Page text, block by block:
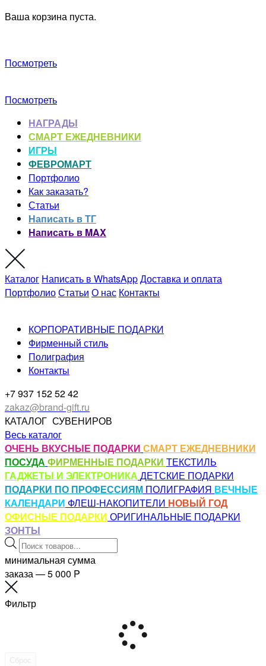
Ваша корзина пуста.
Посмотреть
Посмотреть
НАГРАДЫ
СМАРТ ЕЖЕДНЕВНИКИ
ИГРЫ
ФЕВРОМАРТ
Портфолио
Как заказать?
Статьи
Написать в ТГ
Написать в MAX
Каталог Написать в WhatsAppДоставка и оплата
ПортфолиоСтатьи О нас Контакты
КОРПОРАТИВНЫЕ ПОДАРКИ
Фирменный стиль
Полиграфия
Контакты
+7 937 152 52 42
zakaz@brand-gift.ru
КАТАЛОГ СУВЕНИРОВ
Весь каталог
ОЧЕНЬ ВКУСНЫЕ ПОДАРКИ СМАРТ ЕЖЕДНЕВНИКИ
ПОСУДА ФИРМЕННЫЕ ПОДАРКИ ТЕКСТИЛЬ
ГАДЖЕТЫ И ЭЛЕКТРОНИКА ДЕТСКИЕ ПОДАРКИ
ПОДАРКИ ПО ПРОФЕССИЯМ ПОЛИГРАФИЯ ВЕЧНЫЕ
КАЛЕНДАРИ ФЛЕШ-НАКОПИТЕЛИ НОВЫЙ ГОД
ОФИСНЫЕ ПОДАРКИ ОРИГИНАЛЬНЫЕ ПОДАРКИ
ЗОНТЫ
Поиск
товаров
минимальная сумма
заказа — 5 000 P
Фильтр